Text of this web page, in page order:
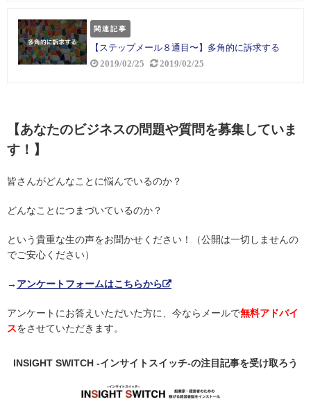
関連記事
【ステップメール８通目〜】多角的に訴求する
2019/02/25 2019/02/25
【あなたのビジネスの問題や質問を募集していま
す！】
皆さんがどんなことに悩んでいるのか？
どんなことにつまづいているのか？
という貴重な生の声をお聞かせください！（公開は一切しませんの
でご安心ください）
→ アンケートフォームはこちらから
アンケートにお答えいただいた方に、今ならメールで無料アドバイ
スをさせていただきます。
INSIGHT SWITCH -インサイトスイッチ-の注目記事を受け取ろう